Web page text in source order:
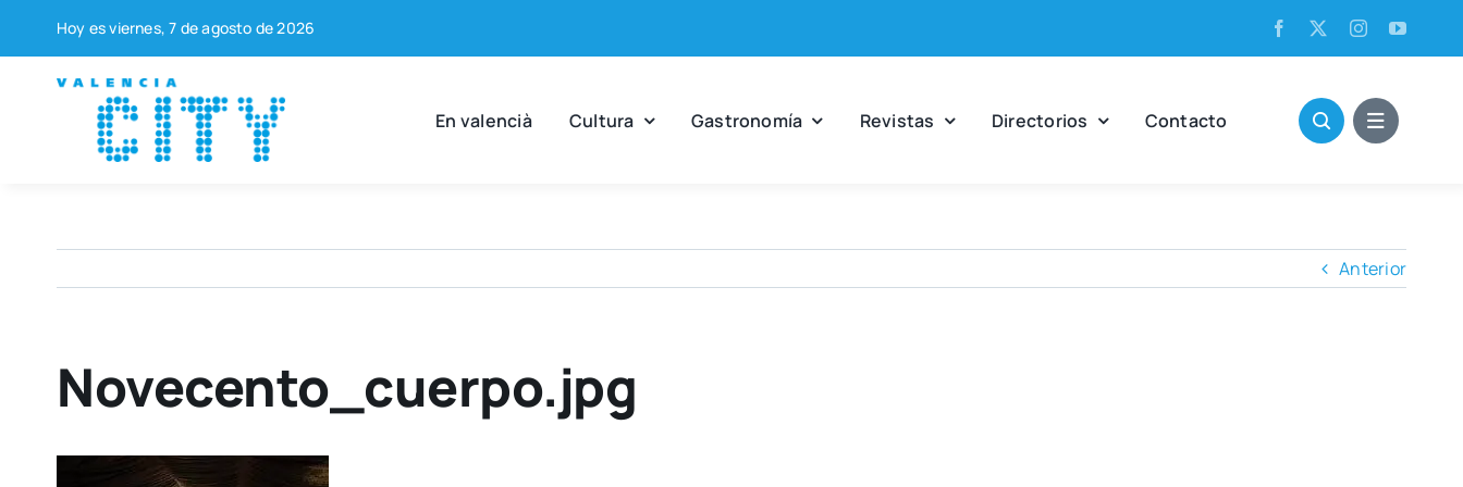
contenido
Hoy es vier­nes, 7 de agos­to de 2026
En valen­cià Cul­tu­ra Gas­tro­no­mía Revis­tas Direc­to­rios Con­tac­to
Anterior
Novecento_cuerpo.jpg